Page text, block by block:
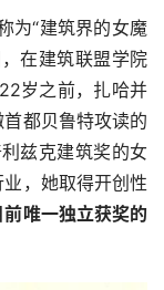
为“建筑界的女魔
在建筑联盟学院
岁之前，扎哈并
都贝鲁特攻读的
兹克建筑奖的女
，她取得开创性
唯一独立获奖的